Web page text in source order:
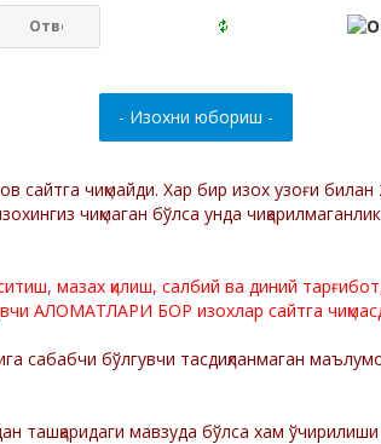
сайтга чиқмайди. Хар бир изох узоғи
чиқмаган бўлса унда
мазах қилиш, салбий ва диний
АЛОМАТЛАРИ БОР изохлар сайтга
сабабчи бўлгувчи тасдиқланмаган
ташқаридаги мавзуда бўлса хам